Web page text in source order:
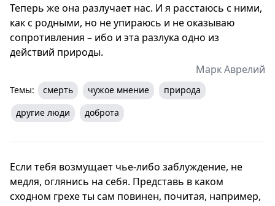
Теперь же она разлучает нас. И я расстаюсь с ними,
как с родными, но не упираюсь и не оказываю
сопротивления – ибо и эта разлука одно из
действий природы.
Марк Аврелий
Темы: смерть чужое мнение
природа
другие люди
доброта
Если тебя возмущает чье-либо заблуждение, не
медля, оглянись на себя. Представь в каком
сходном грехе ты сам повинен, почитая, например,